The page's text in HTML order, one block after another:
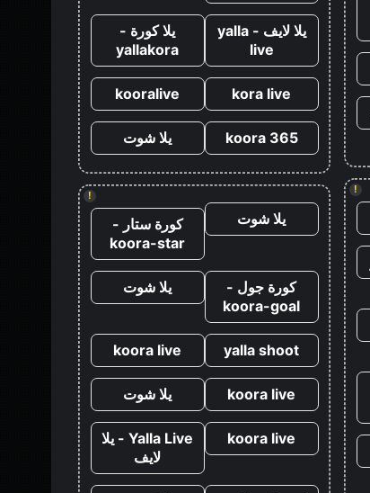
!
يلا لايف - yalla
live
يلا كورة -
yallakora
kora live
kooralive
koora 365 يلا شوت
!
يلا شوت
كورة ستار -
koora-star
كورة جول -
koora-goal
يلا شوت
yalla shoot
koora live
koora live يلا شوت
koora live
Yalla Live - يلا
لايف